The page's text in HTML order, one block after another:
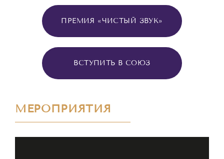
ПРЕМИЯ «ЧИСТЫЙ ЗВУК»
ВСТУПИТЬ В СОЮЗ
МЕРОПРИЯТИЯ